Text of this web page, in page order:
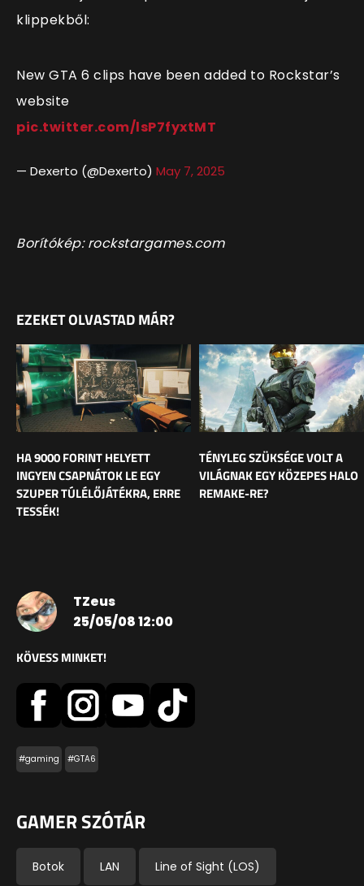
klippekből:
New GTA 6 clips have been added to Rockstar’s
website
pic.twitter.com/lsP7fyxtMT
— Dexerto (@Dexerto) May 7, 2025
Borítókép: rockstargames.com
EZEKET OLVASTAD MÁR?
HA 9000 FORINT HELYETT
INGYEN CSAPNÁTOK LE EGY
SZUPER TÚLÉLŐJÁTÉKRA, ERRE
TESSÉK!
TÉNYLEG SZÜKSÉGE VOLT A
VILÁGNAK EGY KÖZEPES HALO
REMAKE-RE?
TZeus
25/05/08 12:00
KÖVESS MINKET!
#gaming #GTA6
GAMER SZÓTÁR
Botok LAN Line of Sight (LOS)